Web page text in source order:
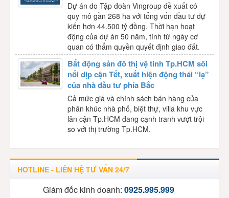
Dự án do Tập đoàn Vingroup đề xuất có
quy mô gần 268 ha với tổng vốn đầu tư dự
kiến hơn 44.500 tỷ đồng. Thời hạn hoạt
động của dự án 50 năm, tính từ ngày cơ
quan có thẩm quyền quyết định giao đất.
Bất động sản đô thị vệ tinh Tp.HCM sôi
nổi dịp cận Tết, xuất hiện động thái “lạ”
của nhà đầu tư phía Bắc
Cả mức giá và chính sách bán hàng của
phân khúc nhà phố, biệt thự, villa khu vực
lân cận Tp.HCM đang cạnh tranh vượt trội
so với thị trường Tp.HCM.
HOTLINE - LIÊN HỆ TƯ VẤN 24/7
Giám đốc kinh doanh: 0925.995.999